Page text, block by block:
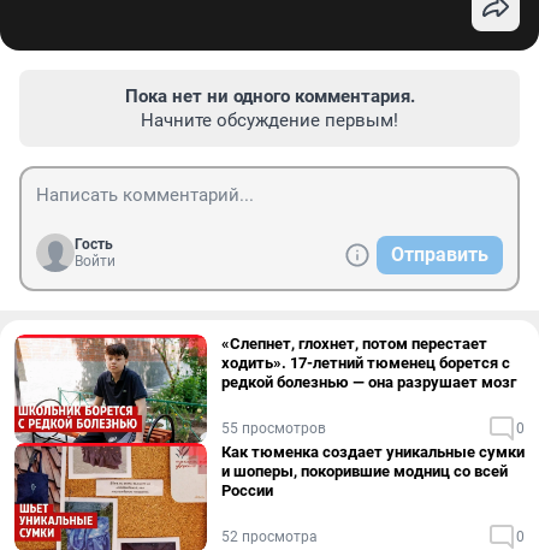
Пока нет ни одного комментария.
Начните обсуждение первым!
Гость
Войти
Отправить
«Слепнет, глохнет, потом перестает
ходить». 17-летний тюменец борется с
редкой болезнью — она разрушает мозг
55 просмотров 0
Как тюменка создает уникальные сумки
и шоперы, покорившие модниц со всей
России
52 просмотра 0